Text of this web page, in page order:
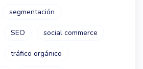
segmentación
SEO social commerce
tráfico orgánico